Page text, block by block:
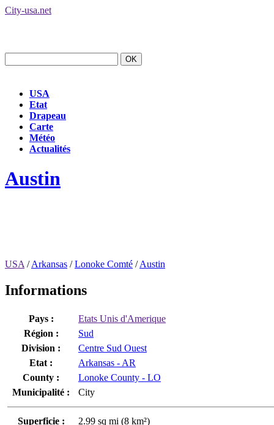
City-usa.net
USA
Etat
Drapeau
Carte
Météo
Actualités
Austin
USA /Arkansas /Lonoke Comté /Austin
Informations
Pays :
Etats Unis d'Amerique
Région :
Sud
Division :
Centre Sud Ouest
Etat :
Arkansas - AR
County :
Lonoke County - LO
Municipalité :
City
Superficie :
2.99 sq mi (8 km²)